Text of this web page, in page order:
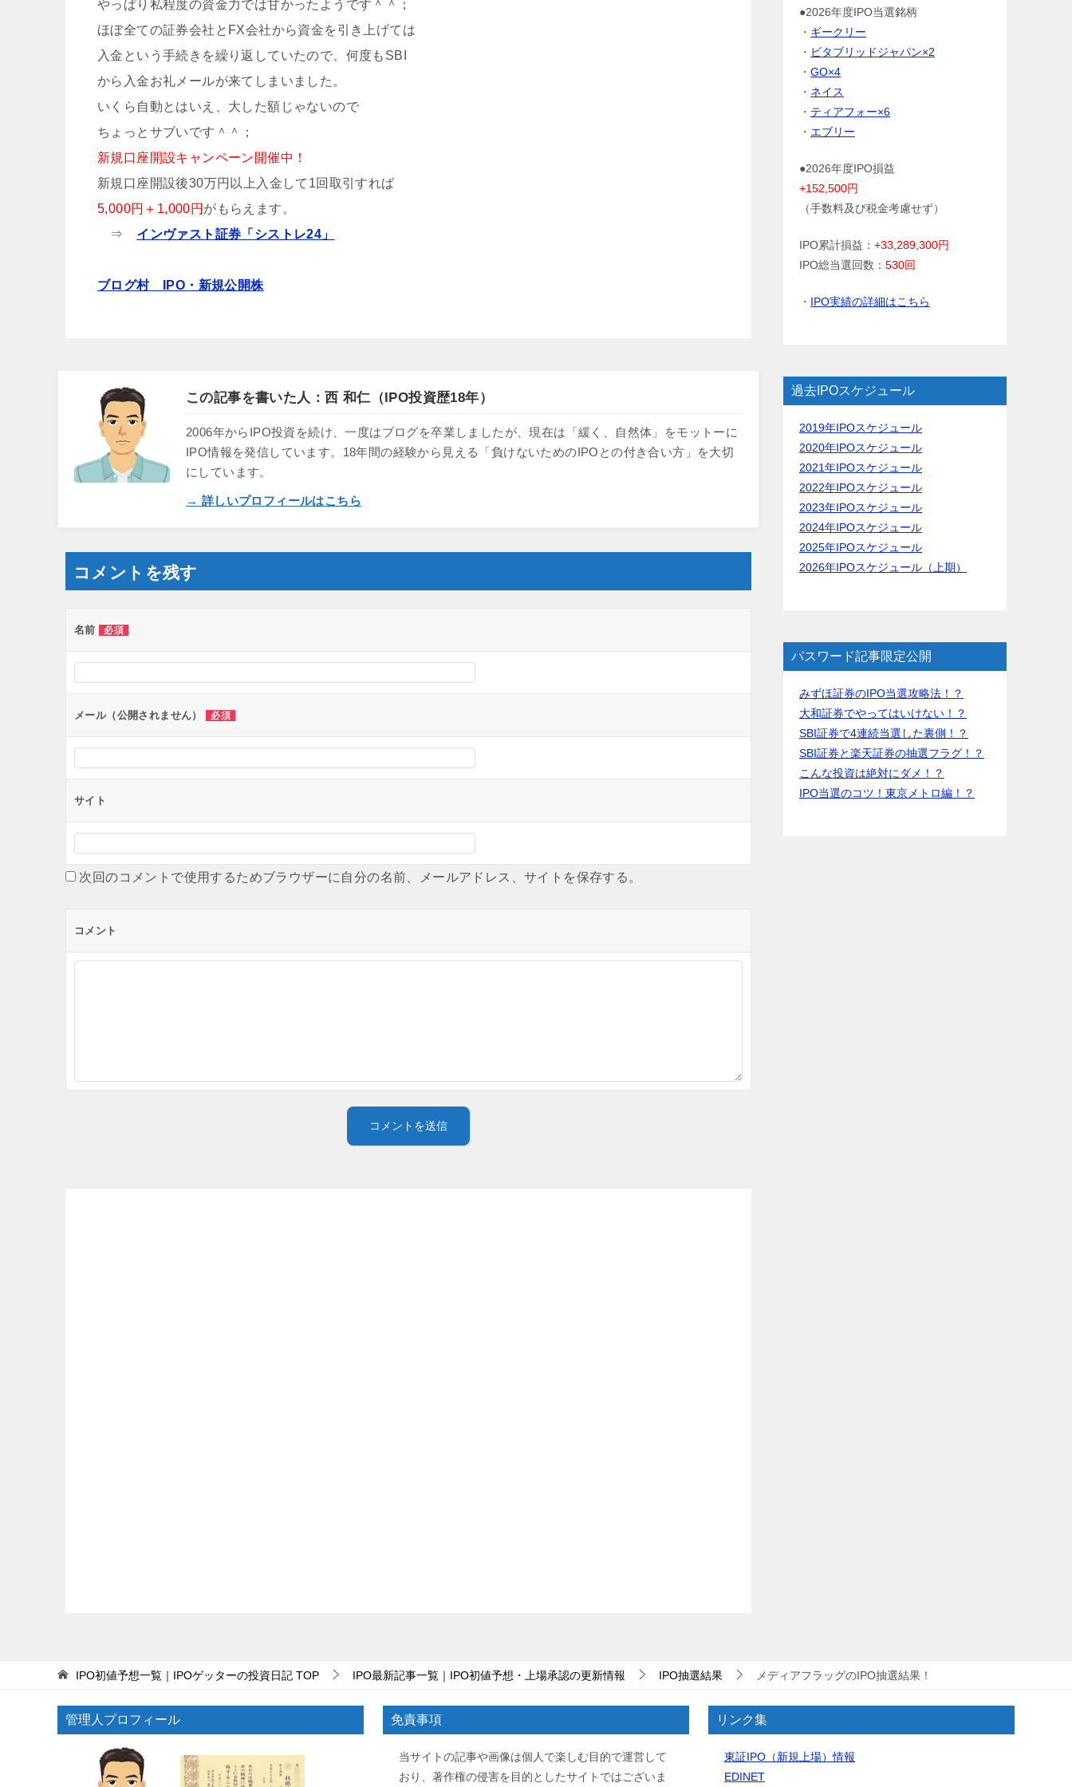
やっぱり私程度の資金力では甘かったようです＾＾；
ほぼ全ての証券会社とFX会社から資金を引き上げては
入金という手続きを繰り返していたので、何度もSBI
から入金お礼メールが来てしまいました。
いくら自動とはいえ、大した額じゃないので
ちょっとサブいです＾＾；
新規口座開設キャンペーン開催中！
新規口座開設後30万円以上入金して1回取引すれば
5,000円＋1,000円 がもらえます。
⇒ インヴァスト証券「シストレ24」
ブログ村 IPO・新規公開株
この記事を書いた人：西 和仁（IPO投資歴18年）
2006年からIPO投資を続け、一度はブログを卒業しましたが、現在は「緩く、自然体」をモットーに
IPO情報を発信しています。18年間の経験から見える「負けないためのIPOとの付き合い方」を大切
にしています。
→ 詳しいプロフィールはこちら
コメントを残す
名前 必須
メール（公開されません） 必須
サイト
次回のコメントで使用するためブラウザーに自分の名前、メールアドレス、サイトを保存する。
コメント
●2026年度IPO当選銘柄
・ ギークリー
・ ビタブリッドジャパン×2
・ GO×4
・ ネイス
・ ティアフォー×6
・ エブリー
●2026年度IPO損益
+152,500円
（手数料及び税金考慮せず）
IPO累計損益： +33,289,300円
IPO総当選回数： 530回
・ IPO実績の詳細はこちら
過去IPOスケジュール
2019年IPOスケジュール
2020年IPOスケジュール
2021年IPOスケジュール
2022年IPOスケジュール
2023年IPOスケジュール
2024年IPOスケジュール
2025年IPOスケジュール
2026年IPOスケジュール（上期）
パスワード記事限定公開
みずほ証券のIPO当選攻略法！？
大和証券でやってはいけない！？
SBI証券で4連続当選した裏側！？
SBI証券と楽天証券の抽選フラグ！？
こんな投資は絶対にダメ！？
IPO当選のコツ！東京メトロ編！？
IPO初値予想一覧｜IPOゲッターの投資日記 TOP IPO最新記事一覧｜IPO初値予想・上場承認の更新情報 IPO抽選結果 メディアフラッグのIPO抽選結果！
管理人プロフィール 免責事項
当サイトの記事や画像は個人で楽しむ目的で運営して
おり、著作権の侵害を目的としたサイトではございま
リンク集
東証IPO（新規上場）情報
EDINET